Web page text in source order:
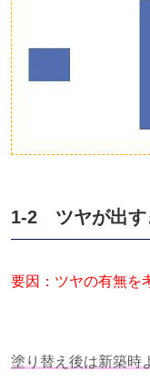
1-2 ツヤが出す
要因：ツヤの有無を
塗り替え後は新築時